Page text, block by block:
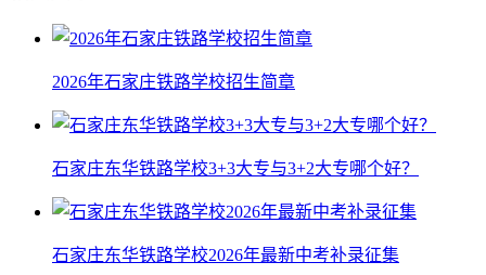
2026年石家庄铁路学校招生简章
石家庄东华铁路学校3+3大专与3+2大专哪个好？
石家庄东华铁路学校2026年最新中考补录征集